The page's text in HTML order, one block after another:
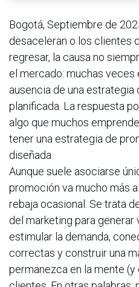
Bogotá, Septiembre de
desaceleran o los clientes
regresar, la causa no
el mercado: muchas veces
ausencia de una
planificada. La respuesta
algo que muchos
tener una estrategia de
diseñada.
Aunque suele asociarse
promoción va mucho más
rebaja ocasional. Se trata
del marketing para generar
estimular la demanda,
correctas y construir una
permanezca en la mente